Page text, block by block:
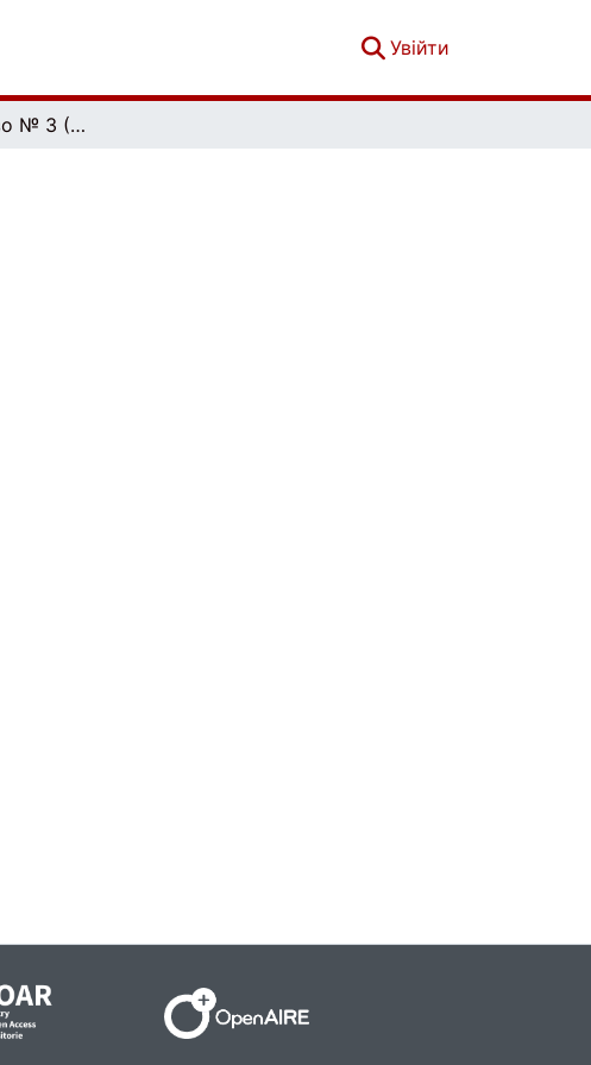
Увійти
Соціальне Право № 3 (2024)